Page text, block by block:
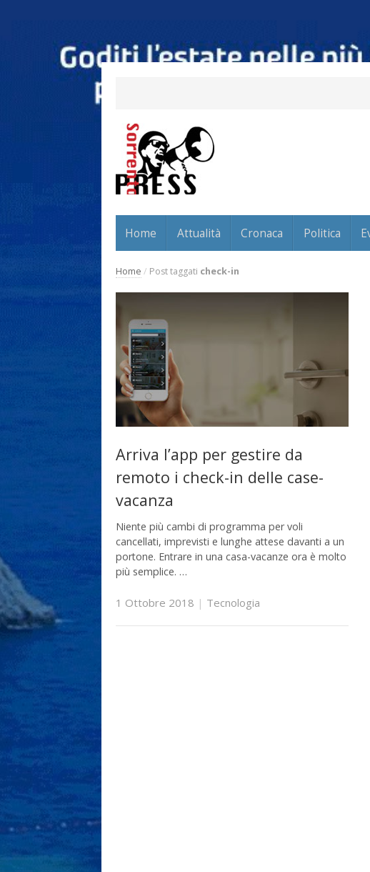
Home Attualità Cronaca Politica
Home / Post taggati check-in
Arriva l’app per gestire da
remoto i check-in delle case-
vacanza
Niente più cambi di programma per voli
cancellati, imprevisti e lunghe attese davanti a un
portone. Entrare in una casa-vacanze ora è molto
più semplice. …
1 Ottobre 2018 | Tecnologia